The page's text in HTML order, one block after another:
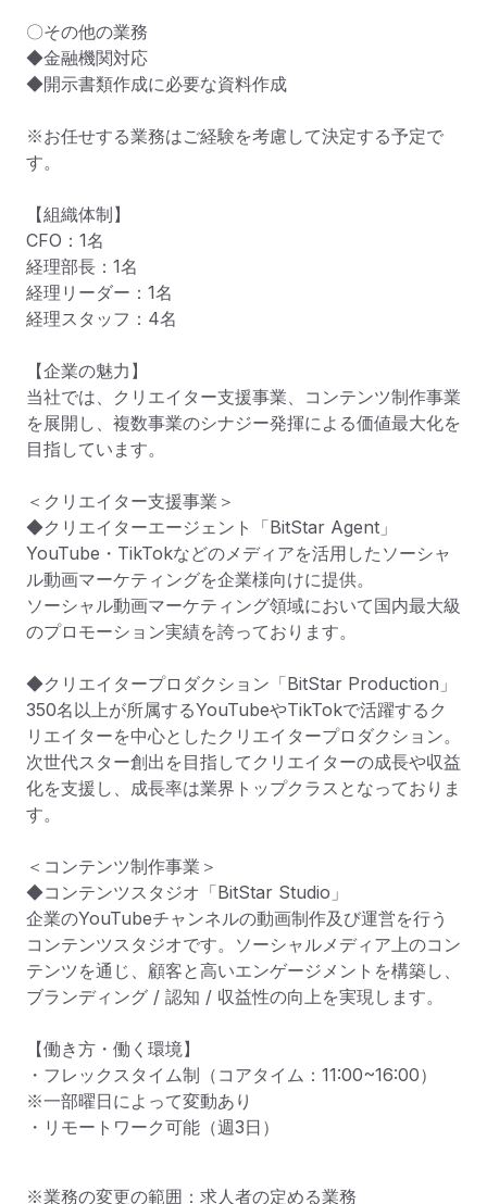
〇その他の業務
◆金融機関対応
◆開示書類作成に必要な資料作成
※お任せする業務はご経験を考慮して決定する予定で
す。
【組織体制】
CFO：1名
経理部長：1名
経理リーダー：1名
経理スタッフ：4名
【企業の魅力】
当社では、クリエイター支援事業、コンテンツ制作事業
を展開し、複数事業のシナジー発揮による価値最大化を
目指しています。
＜クリエイター支援事業＞
◆クリエイターエージェント「BitStar Agent」
YouTube・TikTokなどのメディアを活用したソーシャ
ル動画マーケティングを企業様向けに提供。
ソーシャル動画マーケティング領域において国内最大級
のプロモーション実績を誇っております。
◆クリエイタープロダクション「BitStar Production」
350名以上が所属するYouTubeやTikTokで活躍するク
リエイターを中心としたクリエイタープロダクション。
次世代スター創出を目指してクリエイターの成長や収益
化を支援し、成長率は業界トップクラスとなっておりま
す。
＜コンテンツ制作事業＞
◆コンテンツスタジオ「BitStar Studio」
企業のYouTubeチャンネルの動画制作及び運営を行う
コンテンツスタジオです。ソーシャルメディア上のコン
テンツを通じ、顧客と高いエンゲージメントを構築し、
ブランディング / 認知 / 収益性の向上を実現します。
【働き方・働く環境】
・フレックスタイム制（コアタイム：11:00~16:00）
※一部曜日によって変動あり
・リモートワーク可能（週3日）
※業務の変更の範囲：求人者の定める業務